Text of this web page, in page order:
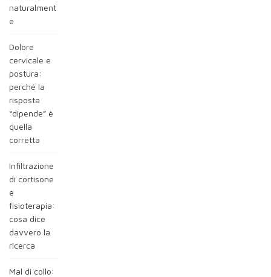
naturalment
e
Dolore
cervicale e
postura:
perché la
risposta
“dipende” è
quella
corretta
Infiltrazione
di cortisone
e
fisioterapia:
cosa dice
davvero la
ricerca
Mal di collo: